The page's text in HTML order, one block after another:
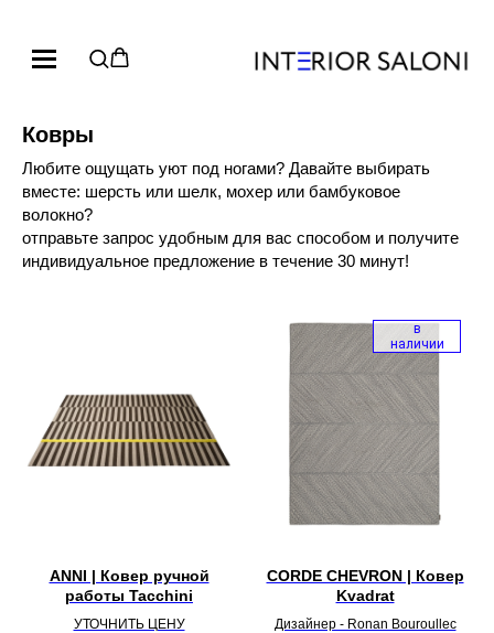
Ковры
Любите ощущать уют под ногами? Давайте выбирать
вместе: шерсть или шелк, мохер или бамбуковое
волокно?
отправьте запрос удобным для вас способом и получите
индивидуальное предложение в течение 30 минут!
ANNI | Ковер ручной
работы Tacchini
УТОЧНИТЬ ЦЕНУ
в
наличии
CORDE CHEVRON | Ковер
Kvadrat
Дизайнер - Ronan Bouroullec